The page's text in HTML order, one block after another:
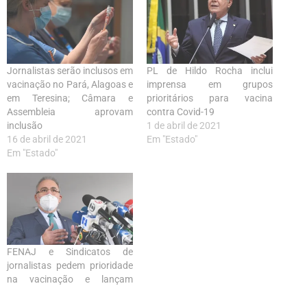
Jornalistas serão inclusos em
vacinação no Pará, Alagoas e
em Teresina; Câmara e
Assembleia aprovam
inclusão
16 de abril de 2021
Em "Estado"
PL de Hildo Rocha inclui
imprensa em grupos
prioritários para vacina
contra Covid-19
1 de abril de 2021
Em "Estado"
FENAJ e Sindicatos de
jornalistas pedem prioridade
na vacinação e lançam